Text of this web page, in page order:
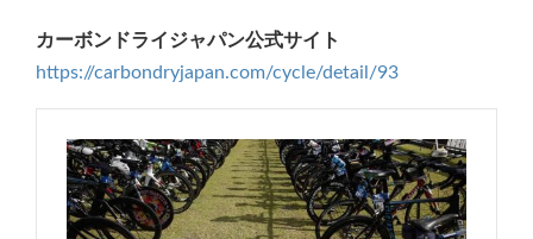
カーボンドライジャパン公式サイト
https://carbondryjapan.com/cycle/detail/93